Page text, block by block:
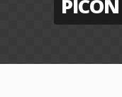
PICON